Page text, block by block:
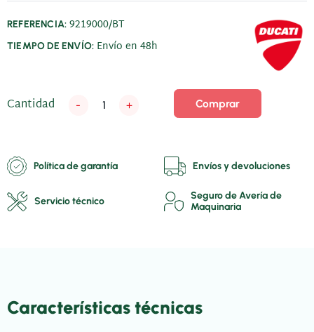
REFERENCIA: 9219000/BT
TIEMPO DE ENVÍO: Envío en 48h
Cantidad - + Comprar
Política de garantía Envíos y devoluciones
Servicio técnico
Seguro de Avería de
Maquinaria
Características técnicas